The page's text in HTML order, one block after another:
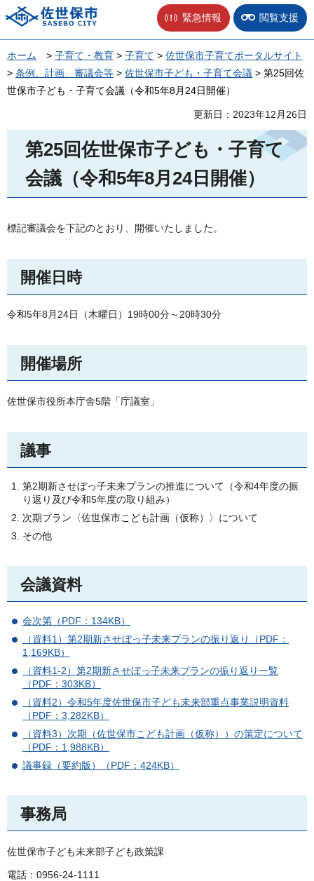
佐世保市 緊急情報 閲覧支援
ホーム > 子育て・教育 > 子育て > 佐世保市子育てポータルサイト
> 条例、計画、審議会等 > 佐世保市子ども・子育て会議 > 第25回佐
世保市子ども・子育て会議（令和5年8月24日開催）
更新日：2023年12月26日
第25回佐世保市子ども・子育て
会議（令和5年8月24日開催）
標記審議会を下記のとおり、開催いたしました。
開催日時
令和5年8月24日（木曜日）19時00分～20時30分
開催場所
佐世保市役所本庁舎5階「庁議室」
議事
第2期新させぼっ子未来プランの推進について（令和4年度の振
り返り及び令和5年度の取り組み）
次期プラン〈佐世保市こども計画（仮称）〉について
その他
会議資料
会次第（PDF：134KB）
（資料1）第2期新させぼっ子未来プランの振り返り（PDF：
1,169KB）
（資料1-2）第2期新させぼっ子未来プランの振り返り一覧
（PDF：303KB）
（資料2）令和5年度佐世保市子ども未来部重点事業説明資料
（PDF：3,282KB）
（資料3）次期（佐世保市こども計画（仮称））の策定について
（PDF：1,988KB）
議事録（要約版）（PDF：424KB）
事務局
佐世保市子ども未来部子ども政策課
電話：0956-24-1111